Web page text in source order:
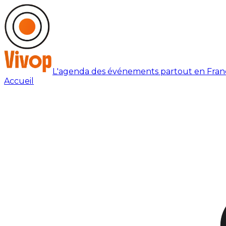
L'agenda des événements partout en
Accueil